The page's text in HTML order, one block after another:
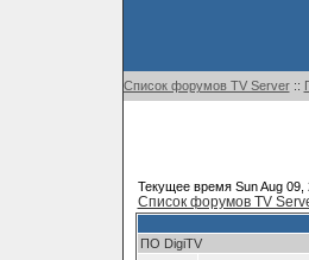
Список форумов TV Server::
Текущее время Sun Aug 09,
Список форумов TV
ПО DigiTV